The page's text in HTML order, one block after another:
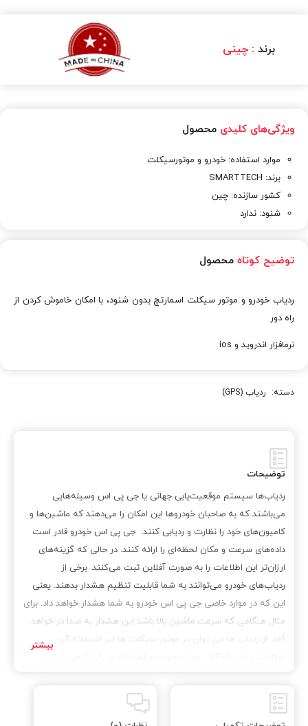
برند : چینی
ویژگی‌های کلیدی محصول
موارد استفاده: خودرو و موتورسیکلت
برند: SMARTTECH
کشور سازنده: چین
شنود: ندارد
توضیح کوتاه محصول
ردیاب خودرو و موتور سیکلت اسمارتچ بدون شنود، با امکان خاموش کردن از
راه دور
نرمافزار اندروید و ios
دسته: ردیاب (GPS)
توضیحات
ردیاب‌ها سیستم موقعیت‌یابی جهانی یا جی پی اس وسیله‌هایی
می‌باشند که به صاحبان خودروها این امکان را می‌دهند که ماشین‌ها و
کامیون‌های خود را نظارت و ردیابی کنند. جی پی اس خودرو قادر است
داده‌های سرعت و مکان لحظه‌ای را ارائه کنند. در حالی که گزینه‌های
ارزان‌تر این اطلاعات را به صورت آفلاین ثبت می‌کنند. برخی از
ردیاب‎‌های خودرو می‌توانند به شما قابلیت تنظیم هشدار بدهند. یعنی
این که در موارد خاصی جی پی اس خودرو به شما هشدار خواهد داد. برای
مثال هنگامی که سرعت ماشین بالا باشد این هشدار به صدا در خواهد
آمد. از ردیاب ها می توان در موتور سیکلت ها نیز استفاده کرد.
می‌کند. یک ردیاب خودرو برای این که موقعیت مکانی خود را تعیین کند،
بایستی از سه لایه کمک بگیرد. این سه لایه از سه ماهواره موجود